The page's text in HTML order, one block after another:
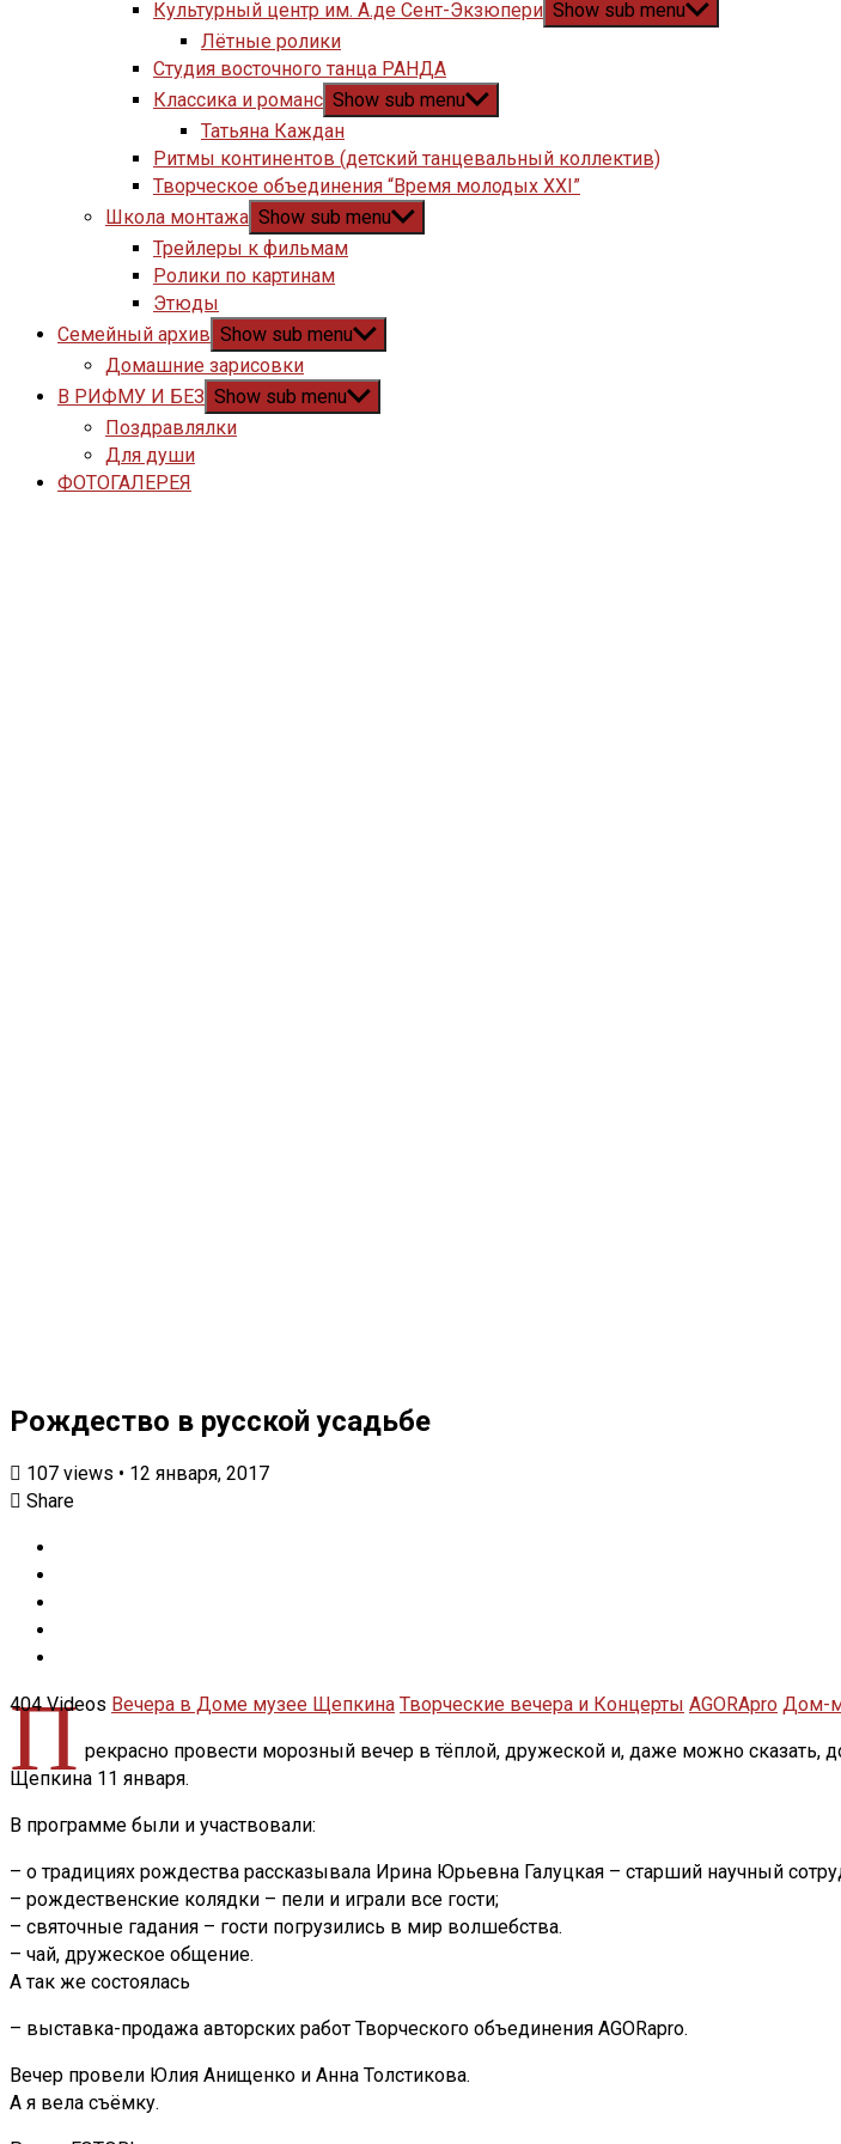
Культурный центр им. А.де Сент-Экзюпери Show sub menu
Лётные ролики
Студия восточного танца РАНДА
Классика и романс Show sub menu
Татьяна Каждан
Ритмы континентов (детский танцевальный коллектив)
Творческое объединения “Время молодых XXI”
Школа монтажа Show sub menu
Трейлеры к фильмам
Ролики по картинам
Этюды
Семейный архив Show sub menu
Домашние зарисовки
В РИФМУ И БЕЗ Show sub menu
Поздравлялки
Для души
ФОТОГАЛЕРЕЯ
Рождество в русской усадьбе
107 views • 12 января, 2017
Share
404 Videos Вечера в Доме музее Щепкина Творческие вечера и Концерты AGORApro Дом-
П рекрасно провести морозный вечер в тёплой, дружеской и, даже можно
Щепкина 11 января.
В программе были и участвовали:
– о традициях рождества рассказывала Ирина Юрьевна Галуцкая – старший научный
– рождественские колядки – пели и играли все гости;
– святочные гадания – гости погрузились в мир волшебства.
– чай, дружеское общение.
А так же состоялась
– выставка-продажа авторских работ Творческого объединения AGORapro.
Вечер провели Юлия Анищенко и Анна Толстикова.
А я вела съёмку.